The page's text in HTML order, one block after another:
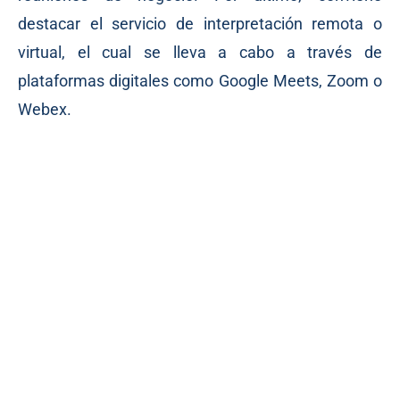
destacar el servicio de interpretación remota o
virtual, el cual se lleva a cabo a través de
plataformas digitales como Google Meets, Zoom o
Webex.